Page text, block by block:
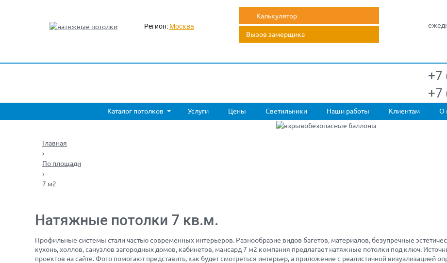
Регион: Москва
Калькулятор
Вызов замерщика
+7
+7
Каталог потолков Услуги Цены Светильники Наши работы Клиентам О
Главная
›
По площади
›
7 м2
Натяжные потолки 7 кв.м.
Профильные системы стали частью современных интерьеров. Разнообразие видов багетов, материалов, безупречные
кухонь, холлов, санузлов загородных домов, кабинетов, мансард 7 м2 компания предлагает натяжные потолки под ключ.
проектов на сайте. Фото помогают представить, как будет смотреться интерьер, а приложение с реалистичной визуализацией